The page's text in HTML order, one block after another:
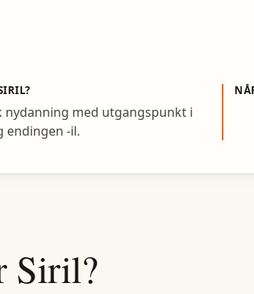
?
nydanning med utgangspunkt i
endingen -il.
Siril?